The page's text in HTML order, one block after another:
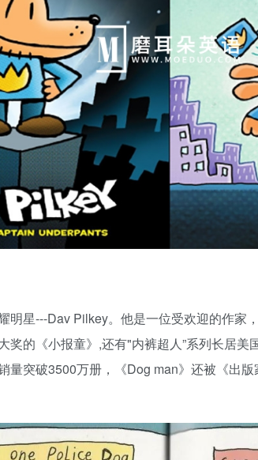
明星---Dav Pilkey。他是一位受欢迎的作家
奖的《小报童》,还有"内裤超人”系列长居
量突破3500万册，《Dog man》还被《出